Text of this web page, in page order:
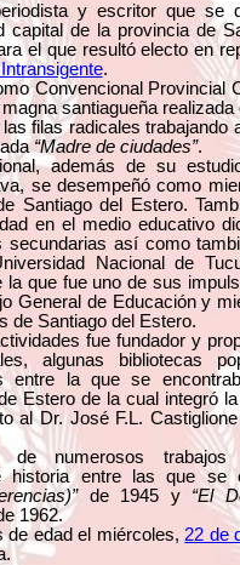
y escritor que se
capital de la provincia de
el que resultó electo en
.
Convencional Provincial
santiagueña realizada
filas radicales trabajando
“Madre de ciudades”.
además de su
se desempeñó como
Santiago del Estero.
en el medio educativo
secundarias así como
Nacional de
la que fue uno de sus
General de Educación y
de Santiago del Estero.
fue fundador y
algunas bibliotecas
entre la que se
Estero de la cual integró
al Dr. José F.L.
de numerosos trabajos
historia entre las que se
de 1945 y “El
1962.
de edad el miércoles, 22 de